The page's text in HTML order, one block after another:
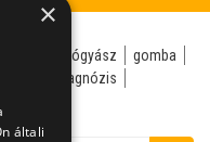
és nemi gyógyász
gomba
diagnózis
×
általi